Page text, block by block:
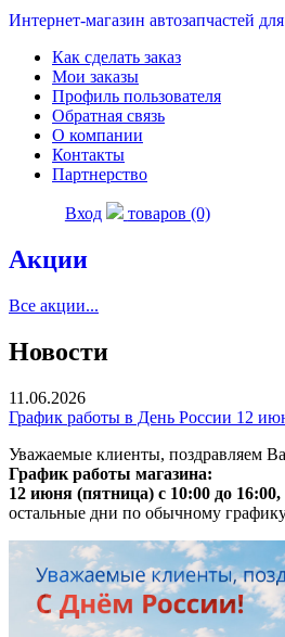
Интернет-магазин автозапчастей
Как сделать заказ
Мои заказы
Профиль пользователя
Обратная связь
О компании
Контакты
Партнерство
Вход товаров (0)
Акции
Все акции...
Новости
11.06.2026
График работы в День России 12
Уважаемые клиенты, поздравляем
График работы магазина:
12 июня (пятница) с 10:00 до 16:00,
остальные дни по обычному